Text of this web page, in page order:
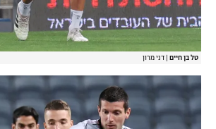
טל בן חיים דני מרון